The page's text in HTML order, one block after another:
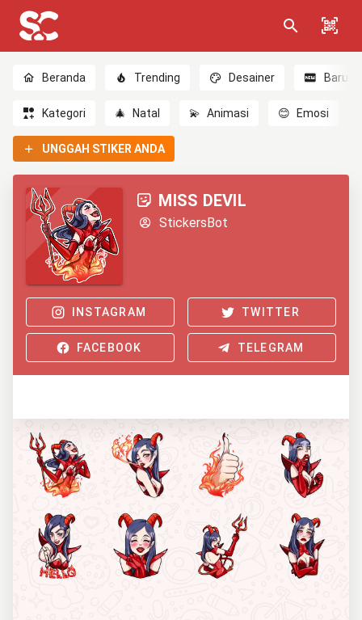
Beranda Trending Desainer Baru
Kategori 🎄 Natal 💫 Animasi 😊 Emosi
UNGGAH STIKER ANDA
MISS DEVIL
StickersBot
INSTAGRAM TWITTER
FACEBOOK TELEGRAM